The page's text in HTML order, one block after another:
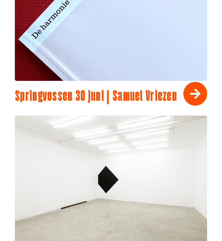
Springvossen 30 juni | Samuel Vriezen